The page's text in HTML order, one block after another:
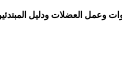
وعمل العضلات ودليل